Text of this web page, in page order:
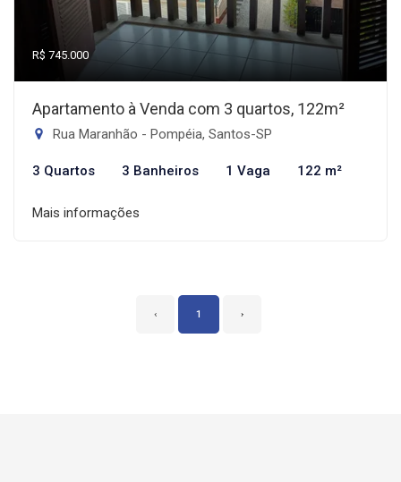
R$ 745.000
Apartamento à Venda com 3 quartos, 122m²
Rua Maranhão - Pompéia, Santos-SP
3 Quartos 3 Banheiros 1 Vaga 122 m²
Mais informações
‹ 1 ›